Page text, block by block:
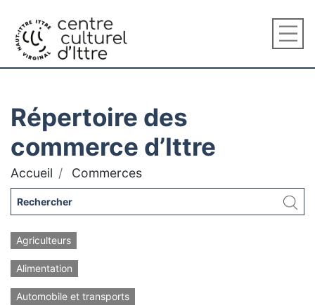
Répertoire des
commerce d’Ittre
Accueil Commerces
Agriculteurs
Alimentation
Automobile et transports